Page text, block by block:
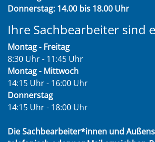
Donnerstag: 14.00 bis 18.00 Uhr
Ihre Sachbearbeiter sind
Montag - Freitag
8:30 Uhr - 11:45 Uhr
Montag - Mittwoch
14:15 Uhr - 16:00 Uhr
Donnerstag
14:15 Uhr - 18:00 Uhr
Die Sachbearbeiter*innen und